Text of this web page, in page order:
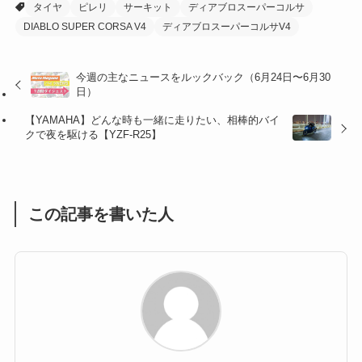
(32) (36)
(1)
(1)
(8)
(55)
タイヤ
ピレリ サーキット
ディアブロスーパーコルサ
DIABLO SUPER CORSA V4
ディアブロスーパーコルサV4
今週の主なニュースをルックバック（6月24日〜6月30
日）
【YAMAHA】どんな時も一緒に走りたい、相棒的バイ
クで夜を駆ける【YZF-R25】
この記事を書いた人